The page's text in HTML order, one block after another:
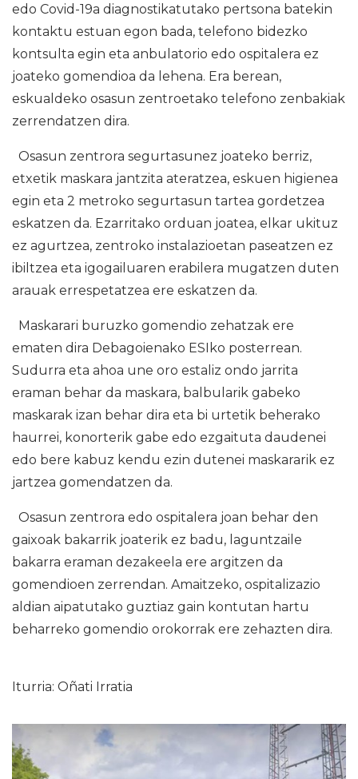
edo Covid-19a diagnostikatutako pertsona batekin
kontaktu estuan egon bada, telefono bidezko
kontsulta egin eta anbulatorio edo ospitalera ez
joateko gomendioa da lehena. Era berean,
eskualdeko osasun zentroetako telefono zenbakiak
zerrendatzen dira.
Osasun zentrora segurtasunez joateko berriz,
etxetik maskara jantzita ateratzea, eskuen higienea
egin eta 2 metroko segurtasun tartea gordetzea
eskatzen da. Ezarritako orduan joatea, elkar ukituz
ez agurtzea, zentroko instalazioetan paseatzen ez
ibiltzea eta igogailuaren erabilera mugatzen duten
arauak errespetatzea ere eskatzen da.
Maskarari buruzko gomendio zehatzak ere
ematen dira Debagoienako ESIko posterrean.
Sudurra eta ahoa une oro estaliz ondo jarrita
eraman behar da maskara, balbularik gabeko
maskarak izan behar dira eta bi urtetik beherako
haurrei, konorterik gabe edo ezgaituta daudenei
edo bere kabuz kendu ezin dutenei maskararik ez
jartzea gomendatzen da.
Osasun zentrora edo ospitalera joan behar den
gaixoak bakarrik joaterik ez badu, laguntzaile
bakarra eraman dezakeela ere argitzen da
gomendioen zerrendan. Amaitzeko, ospitalizazio
aldian aipatutako guztiaz gain kontutan hartu
beharreko gomendio orokorrak ere zehazten dira.
Iturria: Oñati Irratia